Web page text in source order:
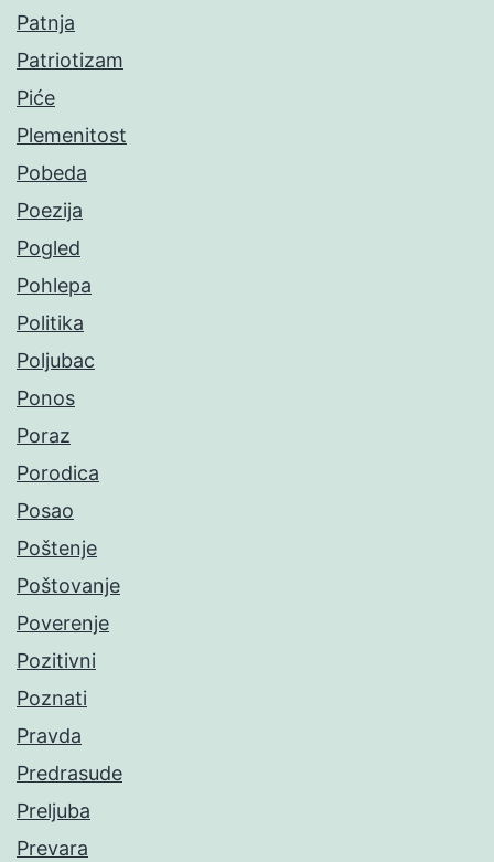
Patnja
Patriotizam
Piće
Plemenitost
Pobeda
Poezija
Pogled
Pohlepa
Politika
Poljubac
Ponos
Poraz
Porodica
Posao
Poštenje
Poštovanje
Poverenje
Pozitivni
Poznati
Pravda
Predrasude
Preljuba
Prevara